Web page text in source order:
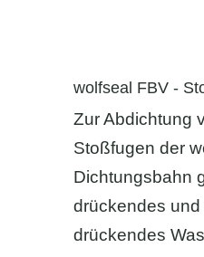
wolfseal FBV -
Zur Abdichtung
Stoßfugen der
Dichtungsbahn
drückendes und
drückendes